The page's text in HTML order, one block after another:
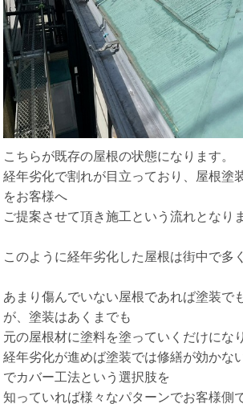
こちらが既存の屋根の状態になります。
経年劣化で割れが目立っており、屋根塗
をお客様へ
ご提案させて頂き施工という流れとなり
このように経年劣化した屋根は街中で多
あまり傷んでいない屋根であれば塗装で
が、塗装はあくまでも
元の屋根材に塗料を塗っていくだけにな
経年劣化が進めば塗装では修繕が効かな
でカバー工法という選択肢を
知っていれば様々なパターンでお客様側